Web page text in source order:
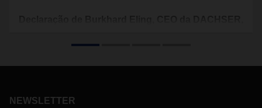
fundamentais para o desenvolvimento positivo e saudável
das últimas décadas. Lamentamos profundamente a
NEWSLETTER